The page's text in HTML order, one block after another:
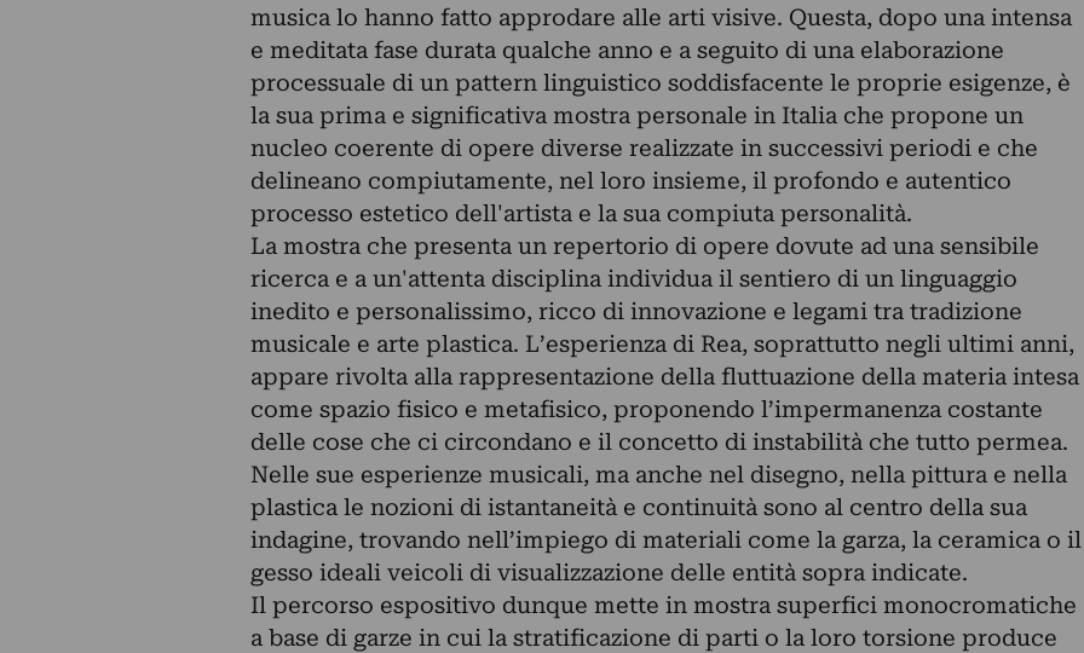
musica lo hanno fatto approdare alle arti visive. Questa, dopo una intensa
e meditata fase durata qualche anno e a seguito di una elaborazione
processuale di un pattern linguistico soddisfacente le proprie esigenze, è
la sua prima e significativa mostra personale in Italia che propone un
nucleo coerente di opere diverse realizzate in successivi periodi e che
delineano compiutamente, nel loro insieme, il profondo e autentico
processo estetico dell'artista e la sua compiuta personalità.
La mostra che presenta un repertorio di opere dovute ad una sensibile
ricerca e a un'attenta disciplina individua il sentiero di un linguaggio
inedito e personalissimo, ricco di innovazione e legami tra tradizione
musicale e arte plastica. L’esperienza di Rea, soprattutto negli ultimi anni,
appare rivolta alla rappresentazione della fluttuazione della materia intesa
come spazio fisico e metafisico, proponendo l’impermanenza costante
delle cose che ci circondano e il concetto di instabilità che tutto permea.
Nelle sue esperienze musicali, ma anche nel disegno, nella pittura e nella
plastica le nozioni di istantaneità e continuità sono al centro della sua
indagine, trovando nell’impiego di materiali come la garza, la ceramica o il
gesso ideali veicoli di visualizzazione delle entità sopra indicate.
Il percorso espositivo dunque mette in mostra superfici monocromatiche
a base di garze in cui la stratificazione di parti o la loro torsione produce